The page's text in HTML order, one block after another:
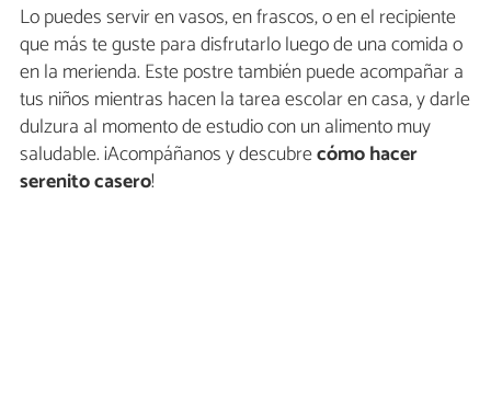
Lo puedes servir en vasos, en frascos, o en el recipiente
que más te guste para disfrutarlo luego de una comida o
en la merienda. Este postre también puede acompañar a
tus niños mientras hacen la tarea escolar en casa, y darle
dulzura al momento de estudio con un alimento muy
saludable. ¡Acompáñanos y descubrecómo hacer
serenito casero!